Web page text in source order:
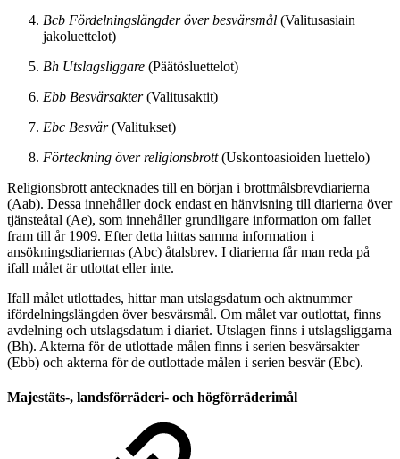
Bcb Fördelningslängder över besvärsmål (Valitusasiain
jakoluettelot)
Bh Utslagsliggare (Päätösluettelot)
Ebb Besvärsakter(Valitusaktit)
Ebc Besvär(Valitukset)
Förteckning över religionsbrott(Uskontoasioiden luettelo)
Religionsbrott antecknades till en början i brottmålsbrevdiarierna
(Aab). Dessa innehåller dock endast en hänvisning till diarierna över
tjänsteåtal (Ae), som innehåller grundligare information om fallet
fram till år 1909. Efter detta hittas samma information i
ansökningsdiariernas (Abc) åtalsbrev. I diarierna får man reda på
ifall målet är utlottat eller inte.
Ifall målet utlottades, hittar man utslagsdatum och aktnummer
ifördelningslängden över besvärsmål. Om målet var outlottat, finns
avdelning och utslagsdatum i diariet. Utslagen finns i utslagsliggarna
(Bh). Akterna för de utlottade målen finns i serien besvärsakter
(Ebb) och akterna för de outlottade målen i serien besvär (Ebc).
Majestäts-, landsförräderi- och högförräderimål